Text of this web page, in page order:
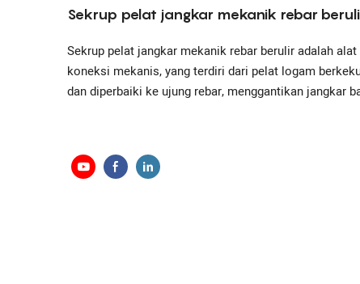
Sekrup pelat jangkar mekanik rebar
Sekrup pelat jangkar mekanik rebar berulir adalah
koneksi mekanis, yang terdiri dari pelat logam
dan diperbaiki ke ujung rebar, menggantikan jangkar